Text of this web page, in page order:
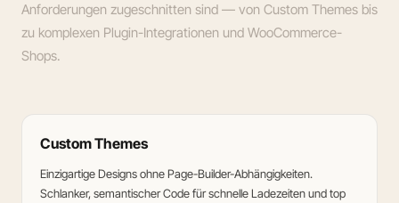
Anforderungen zugeschnitten sind — von Custom Themes bis
zu komplexen Plugin-Integrationen und WooCommerce-
Shops.
Custom Themes
Einzigartige Designs ohne Page-Builder-Abhängigkeiten.
Schlanker, semantischer Code für schnelle Ladezeiten und top